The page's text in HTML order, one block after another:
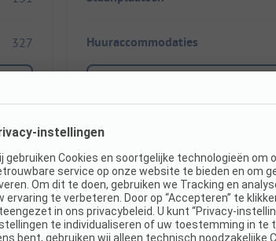
327 Huuraccommodaties